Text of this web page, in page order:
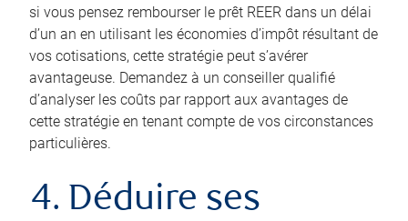
si vous pensez rembourser le prêt REER dans un délai
d’un an en utilisant les économies d’impôt résultant de
vos cotisations, cette stratégie peut s’avérer
avantageuse. Demandez à un conseiller qualifié
d’analyser les coûts par rapport aux avantages de
cette stratégie en tenant compte de vos circonstances
particulières.
4. Déduire ses